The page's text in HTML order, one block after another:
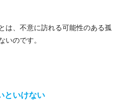
は、不意に訪れる可能性のある孤
いのです。
といけない